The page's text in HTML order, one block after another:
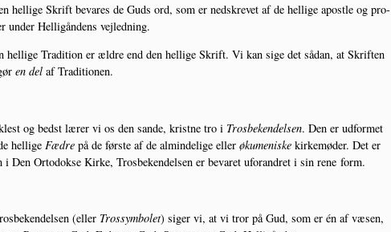
hel­li­ge Skrift beva­res de Guds ord, som er nedskre­vet af de hel­li­ge apost­le og pro­
under Hel­li­gån­dens vejledning.
hel­li­ge Tra­di­tion er ældre end den hel­li­ge Skrift. Vi kan sige det sådan, at Skrif­ten
en delaf Traditionen.
og bedst lærer vi os den san­de, krist­ne tro i Tros­be­ken­del­sen. Den er udfor­met
hel­li­ge Fædrepå de før­ste af de almin­de­li­ge eller øku­me­ni­skekir­ke­mø­der. Det er
i Den Orto­dok­se Kir­ke, Tros­be­ken­del­sen er beva­ret ufor­an­dret i sin rene form.
(eller Tros­sym­bo­let) siger vi, at vi tror på Gud, som er én af væsen,